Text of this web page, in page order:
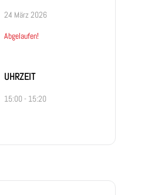
24 März 2026
Abgelaufen!
UHRZEIT
15:00 - 15:20